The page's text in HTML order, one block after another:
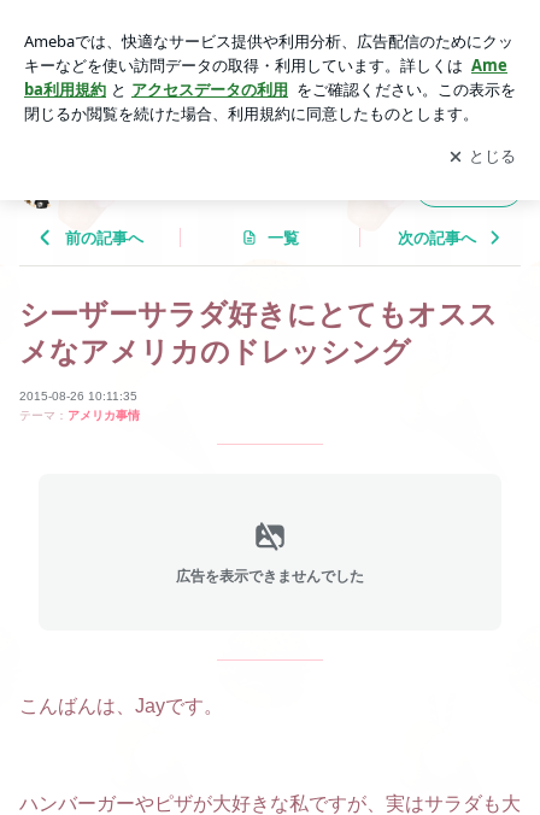
グ | Tricolor Language
アプリをダウンロードして ブログの更新通知
を受け取りまし
ょう。
開く
前の記事へ 一覧 次の記事へ
シーザーサラダ好きにとてもオスス
メなアメリカのドレッシング
2015-08-26 10:11:35
テーマ： アメリカ事情
広告を表示できませんでした
こんばんは、Jayです。
ハンバーガーやピザが大好きな私ですが、実はサラダも大